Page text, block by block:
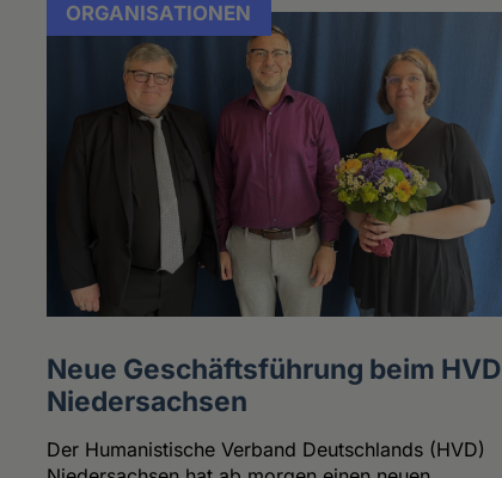
ORGANISATIONEN
Neue Geschäftsführung beim HVD
Niedersachsen
Der Humanistische Verband Deutschlands (HVD)